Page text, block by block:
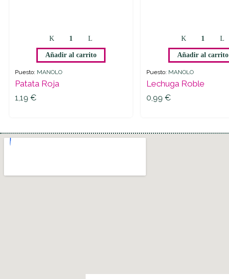
Añadir al carrito
1,19€
Puesto: MANOLO
Patata Roja
1,19 €
Añadir al carrito
0,99€
Puesto: MANOLO
Lechuga Roble
0,99€